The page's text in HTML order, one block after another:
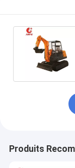
Produits